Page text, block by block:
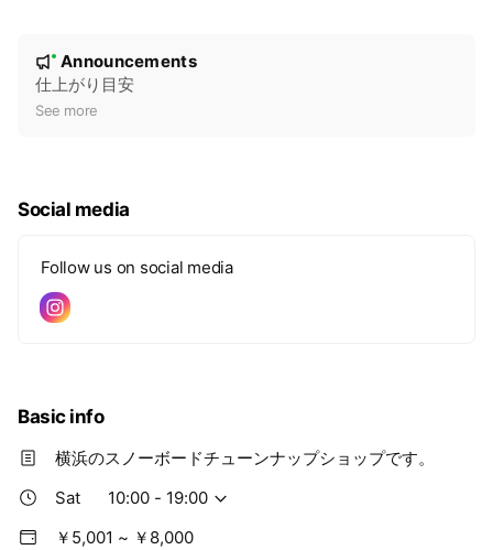
e
New
Announcements
仕上がり目安
See more
Social media
Follow us on social media
Basic info
横浜のスノーボードチューンナップショップです。
Sat
10:00 - 19:00
￥5,001 ~ ￥8,000